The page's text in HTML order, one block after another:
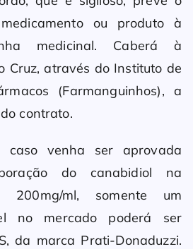
ou produto à
medicinal. Caberá à
Cruz, através do Instituto de
(Farmanguinhos), a
contrato.
caso venha ser aprovada
do canabidiol na
200mg/ml, somente um
no mercado poderá ser
da marca Prati-Donaduzzi.